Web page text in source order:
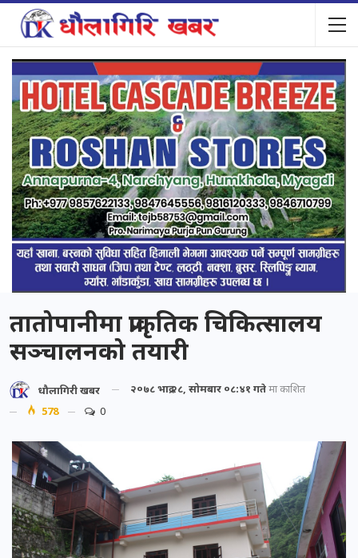
तातोपानीमा प्राकृतिक चिकित्सालय
सञ्चालनको तयारी
धौलागिरी खबर २०७८ भाद्र २८, सोमबार ०८:४१ गतेमा प्रकाशित
578
0